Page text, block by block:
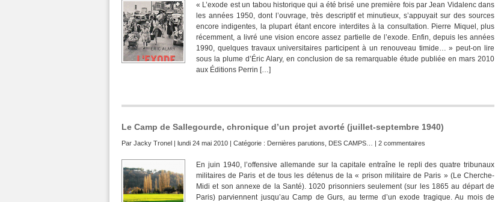
« L’exode est un tabou historique qui a été brisé une première fois par Jean Vidalenc dans
les années 1950, dont l’ouvrage, très descriptif et minutieux, s’appuyait sur des sources
encore indigentes, la plupart étant encore interdites à la consultation. Pierre Miquel, plus
récemment, a livré une vision encore assez partielle de l’exode. Enfin, depuis les années
1990, quelques travaux universitaires participent à un renouveau timide… » peut-on lire
sous la plume d’Éric Alary, en conclusion de sa remarquable étude publiée en mars 2010
aux Éditions Perrin […]
Le Camp de Sallegourde, chronique d’un projet avorté (juillet-septembre 1940)
Par Jacky Tronel | lundi 24 mai 2010 | Catégorie : Dernières parutions DES CAMPS… | 2 commentaires
En juin 1940, l’offensive allemande sur la capitale entraîne le repli des quatre tribunaux
militaires de Paris et de tous les détenus de la « prison militaire de Paris » (Le Cherche-
Midi et son annexe de la Santé). 1020 prisonniers seulement (sur les 1865 au départ de
Paris) parviennent jusqu’au Camp de Gurs, au terme d’un exode tragique. Au mois de